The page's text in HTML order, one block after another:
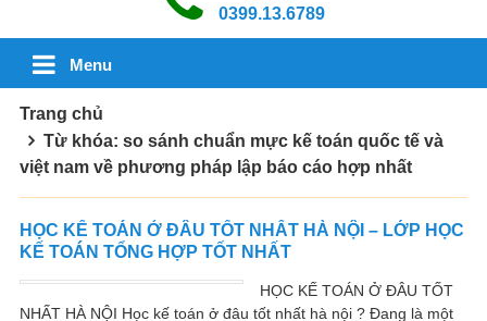
0399.13.6789
Menu
Trang chủ
Từ khóa: so sánh chuẩn mực kế toán quốc tế và
việt nam về phương pháp lập báo cáo hợp nhất
HỌC KẾ TOÁN Ở ĐÂU TỐT NHẤT HÀ NỘI – LỚP HỌC
KẾ TOÁN TỔNG HỢP TỐT NHẤT
HỌC KẾ TOÁN Ở ĐÂU TỐT
NHẤT HÀ NỘI Học kế toán ở đâu tốt nhất hà nội ? Đang là một